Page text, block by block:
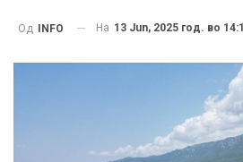
Од INFO На 13 Jun, 2025 год. во